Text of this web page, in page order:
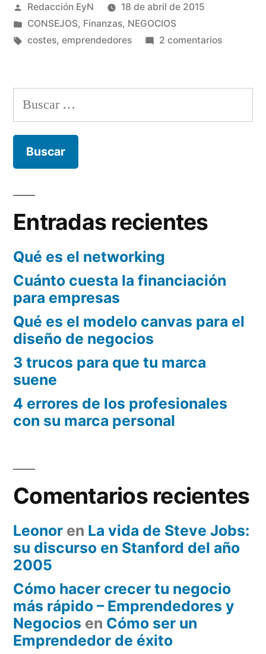
tener
en
negocio»
Publicado
por
Redacción EyN
18 de abril de 2015
Publicado
en
CONSEJOS, Finanzas, NEGOCIOS
Etiquetas:
costes, emprendedores 2 comentariosen
a
en
Buscar:
Entradas recientes
Qué es el networking
Cuánto cuesta la financiación
para empresas
Qué es el modelo canvas para el
diseño de negocios
3 trucos para que tu marca
suene
4 errores de los profesionales
con su marca personal
Comentarios recientes
Leonor en La vida de Steve Jobs:
su discurso en Stanford del año
2005
Cómo hacer crecer tu negocio
más rápido – Emprendedores y
Negocios en Cómo ser un
Emprendedor de éxito